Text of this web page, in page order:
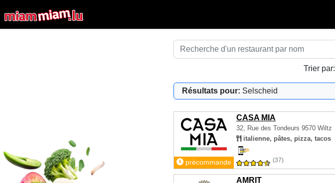
Trier par:
Résultats pour: Selscheid
CASA MIA
32, Rue des Tondeurs 9570 Wiltz
italienne, pâtes, pizza, tacos
précommande (37)
AMRIT